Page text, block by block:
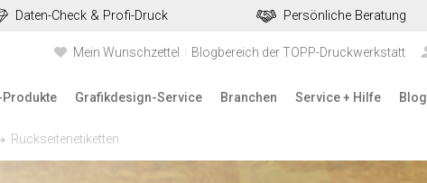
Daten-Check & Profi-Druck Persönliche Beratung
Mein Wunschzettel Blogbereich der TOPP-Druckwerkstatt
Produkte Grafikdesign-Service Branchen Service + Hilfe Blog
Rückseitenetiketten